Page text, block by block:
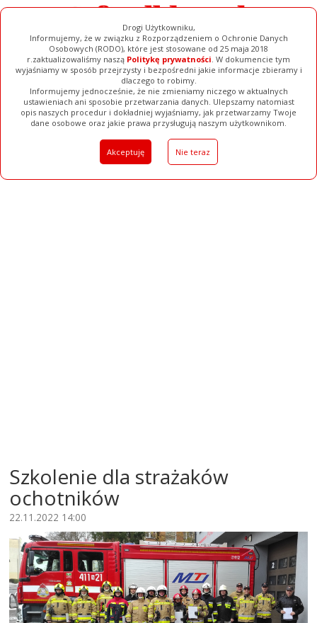
Drogi Użytkowniku,
Informujemy, że w związku z Rozporządzeniem o Ochronie Danych
Osobowych (RODO), które jest stosowane od 25 maja 2018
r.zaktualizowaliśmy naszą Politykę prywatności. W dokumencie tym
wyjaśniamy w sposób przejrzysty i bezpośredni jakie informacje zbieramy i
dlaczego to robimy.
Informujemy jednocześnie, że nie zmieniamy niczego w aktualnych
ustawieniach ani sposobie przetwarzania danych. Ulepszamy natomiast
opis naszych procedur i dokładniej wyjaśniamy, jak przetwarzamy Twoje
dane osobowe oraz jakie prawa przysługują naszym użytkownikom.
Akceptuję Nie teraz
Ogłoszenia Filmy Galerie Baza Firm Pełna Wersja
Szkolenie dla strażaków
ochotników
22.11.2022 14:00